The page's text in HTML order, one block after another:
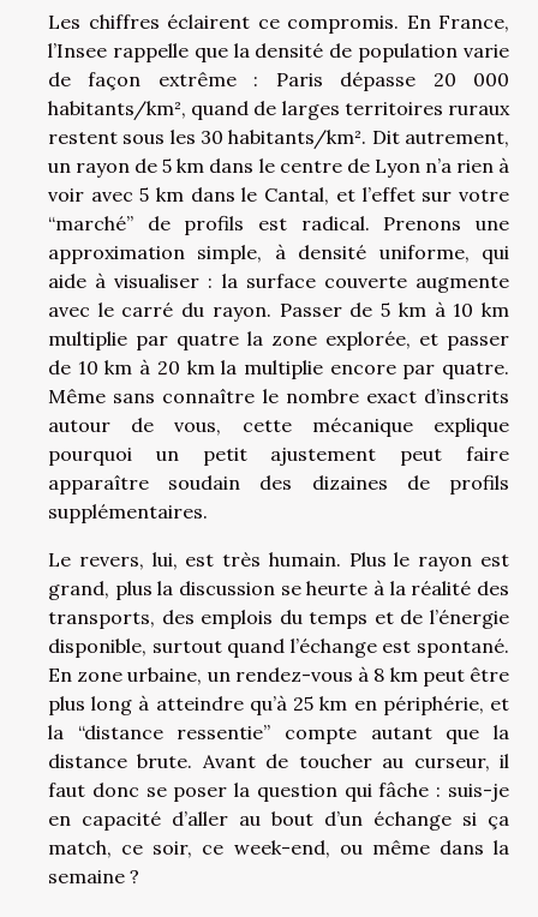
Les chiffres éclairent ce compromis. En France,
l’Insee rappelle que la densité de population varie
de façon extrême : Paris dépasse 20 000
habitants/km², quand de larges territoires ruraux
restent sous les 30 habitants/km². Dit autrement,
un rayon de 5 km dans le centre de Lyon n’a rien à
voir avec 5 km dans le Cantal, et l’effet sur votre
“marché” de profils est radical. Prenons une
approximation simple, à densité uniforme, qui
aide à visualiser : la surface couverte augmente
avec le carré du rayon. Passer de 5 km à 10 km
multiplie par quatre la zone explorée, et passer
de 10 km à 20 km la multiplie encore par quatre.
Même sans connaître le nombre exact d’inscrits
autour de vous, cette mécanique explique
pourquoi un petit ajustement peut faire
apparaître soudain des dizaines de profils
supplémentaires.
Le revers, lui, est très humain. Plus le rayon est
grand, plus la discussion se heurte à la réalité des
transports, des emplois du temps et de l’énergie
disponible, surtout quand l’échange est spontané.
En zone urbaine, un rendez-vous à 8 km peut être
plus long à atteindre qu’à 25 km en périphérie, et
la “distance ressentie” compte autant que la
distance brute. Avant de toucher au curseur, il
faut donc se poser la question qui fâche : suis-je
en capacité d’aller au bout d’un échange si ça
match, ce soir, ce week-end, ou même dans la
semaine ?